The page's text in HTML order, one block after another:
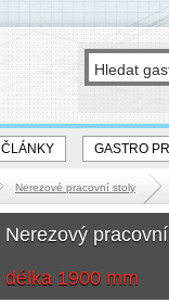
ČLÁNKY GASTRO
Nerezové pracovní stoly
Nerezový
délka 1900 mm